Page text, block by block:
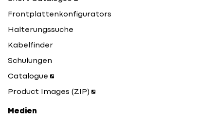
Frontplattenkonfigurators
Halterungssuche
Kabelfinder
Schulungen
Catalogue
Product Images (ZIP)
Medien